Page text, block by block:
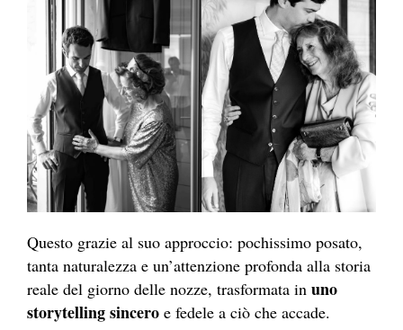
Questo grazie al suo approccio: pochissimo posato,
tanta naturalezza e un’attenzione profonda alla storia
reale del giorno delle nozze, trasformata in uno
storytelling sincero e fedele a ciò che accade.